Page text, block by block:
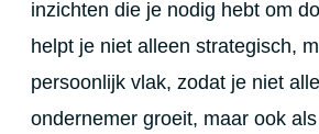
inzichten die je nodig hebt om
helpt je niet alleen strategisch,
persoonlijk vlak, zodat je niet
ondernemer groeit, maar ook